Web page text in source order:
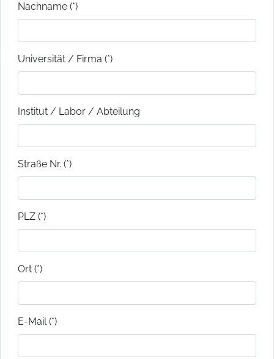
Nachname (*)
Universität / Firma (*)
Institut / Labor / Abteilung
Straße Nr. (*)
PLZ (*)
Ort (*)
E-Mail (*)